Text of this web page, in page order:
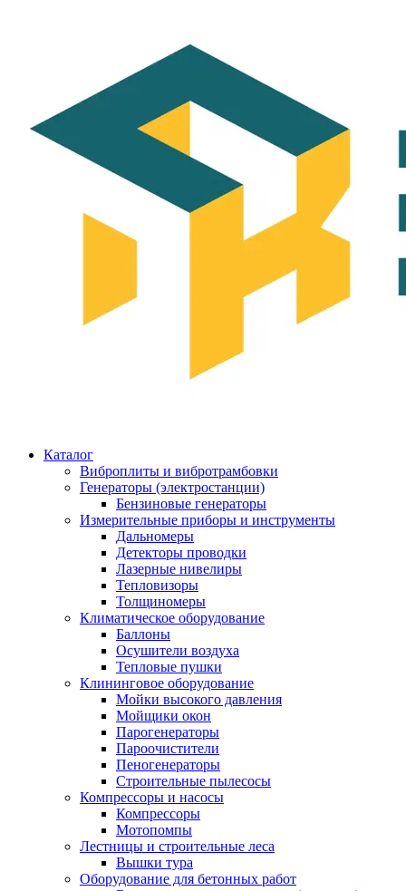
Каталог
Виброплиты и вибротрамбовки
Генераторы (электростанции)
Бензиновые генераторы
Измерительные приборы и инструменты
Дальномеры
Детекторы проводки
Лазерные нивелиры
Тепловизоры
Толщиномеры
Климатическое оборудование
Баллоны
Осушители воздуха
Тепловые пушки
Клининговое оборудование
Мойки высокого давления
Мойщики окон
Парогенераторы
Пароочистители
Пеногенераторы
Строительные пылесосы
Компрессоры и насосы
Компрессоры
Мотопомпы
Лестницы и строительные леса
Вышки тура
Оборудование для бетонных работ